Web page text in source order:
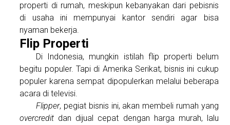
properti di rumah, meskipun kebanyakan dari pebisnis
di usaha ini mempunyai kantor sendiri agar bisa
nyaman bekerja.
Flip Properti
Di Indonesia, mungkin istilah flip properti belum
begitu populer. Tapi di Amerika Serikat, bisnis ini cukup
populer karena sempat dipopulerkan melalui beberapa
acara di televisi.
Flipper, pegiat bisnis ini, akan membeli rumah yang
overcredit dan dijual cepat dengan harga murah, lalu